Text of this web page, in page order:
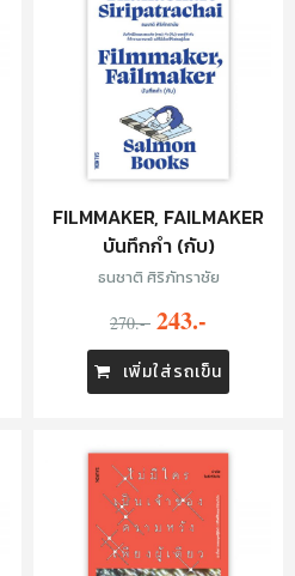
FILMMAKER, FAILMAKER
บันทึกกำ (กับ)
ธนชาติ ศิริภัทราชัย
270.- 243.-
เพิ่มใส่รถเข็น